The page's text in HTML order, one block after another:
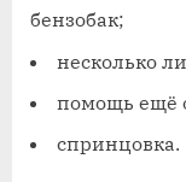
бензобак;
несколько
помощь ещё
спринцовка.